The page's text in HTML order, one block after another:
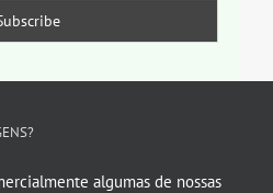
algumas de nossas